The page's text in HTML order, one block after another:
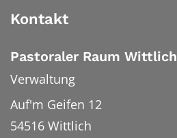
Kontakt
Pastoraler Raum Wittlich
Verwaltung
Auf'm Geifen 12
54516 Wittlich